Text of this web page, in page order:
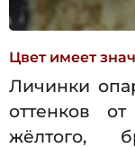
Цвет имеет
Личинки
оттенков
жёлтого,